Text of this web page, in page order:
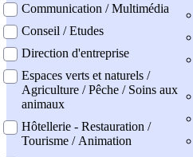
Communication / Multimédia
Conseil / Etudes
Direction d'entreprise
Espaces verts et naturels /
Agriculture / Pêche / Soins aux
animaux
Hôtellerie - Restauration /
Tourisme / Animation